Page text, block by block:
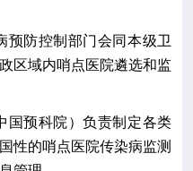
预防控制部门会同本级卫
区域内哨点医院遴选和监
国预科院）负责制定各类
性的哨点医院传染病监测